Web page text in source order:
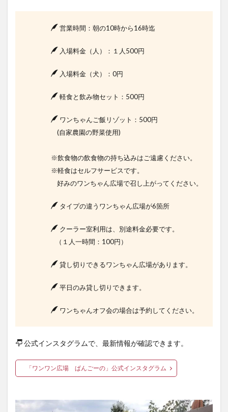
営業時間：朝の10時から16時迄
入場料金（人）：１人500円
入場料金（犬）：0円
軽食と飲み物セット：500円
ワンちゃんご飯リゾット：500円
(自家農園の野菜使用)
※飲食物の飲食物の持ち込みはご遠慮ください。
※軽食はセルフサービスです。
好みのワンちゃん広場で召し上がってください。
タイプの違うワンちゃん広場が6箇所
クーラー室利用は、別途料金必要です。
（１人一時間：100円）
貸し切りできるワンちゃん広場があります。
平日のみ貸し切りできます。
ワンちゃんオフ会の場合は予約してください。
公式インスタグラムで、最新情報が確認できます。
「ワンワン広場 ぱんごーの」公式インスタグラム